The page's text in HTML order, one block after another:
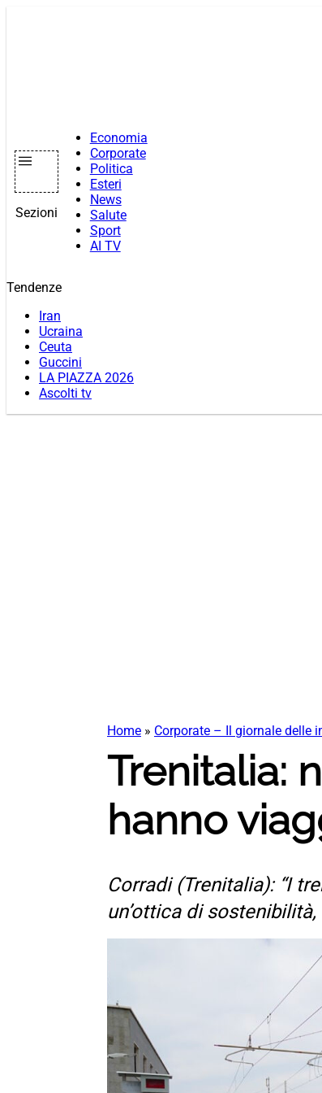
Sezioni
Economia
Corporate
Politica
Esteri
News
Salute
Sport
AI TV
Tendenze
Iran
Ucraina
Ceuta
Guccini
LA PIAZZA 2026
Ascolti tv
Home » Corporate – Il giornale delle
Trenitalia:
hanno
Corradi (Trenitalia): “I
un’ottica di